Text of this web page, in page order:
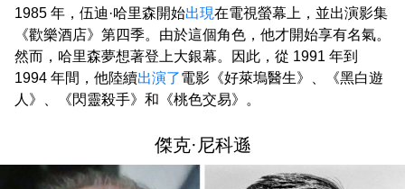
1985 年，伍迪·哈里森開始出現在電視螢幕上，並出演影集
《歡樂酒店》第四季。由於這個角色，他才開始享有名氣。
然而，哈里森夢想著登上大銀幕。因此，從 1991 年到
1994 年間，他陸續出演了電影《好萊塢醫生》、《黑白遊
人》、《閃靈殺手》和《桃色交易》。
傑克·尼科遜